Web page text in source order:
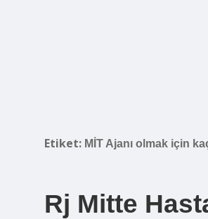
Etiket: MİT Ajanı olmak için
Rj Mitte